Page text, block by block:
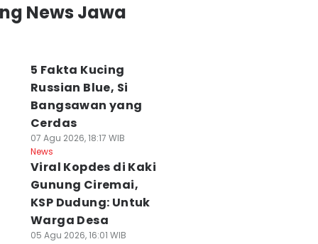
News Jawa
5 Fakta Kucing
Russian Blue, Si
Bangsawan yang
Cerdas
07 Agu 2026, 18:17 WIB
News
Viral Kopdes di Kaki
Gunung Ciremai,
KSP Dudung: Untuk
Warga Desa
05 Agu 2026, 16:01 WIB